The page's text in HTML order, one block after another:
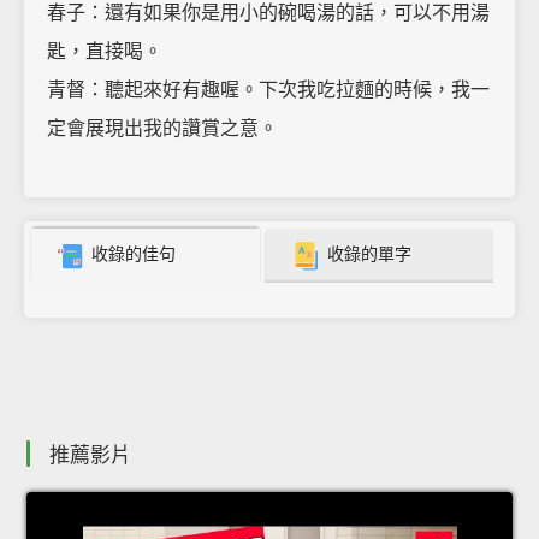
春子：還有如果你是用小的碗喝湯的話，可以不用湯
匙，直接喝。
青督：聽起來好有趣喔。下次我吃拉麵的時候，我一
定會展現出我的讚賞之意。
收錄的佳句 收錄的單字
推薦影片